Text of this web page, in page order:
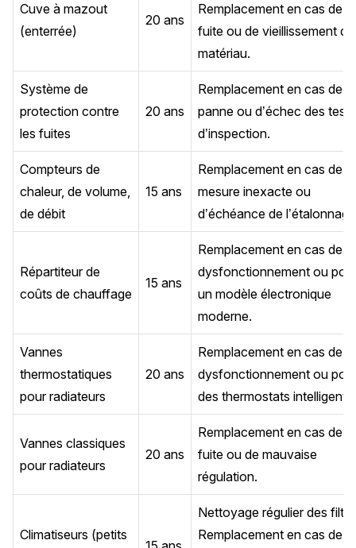
Cuve à mazout
(enterrée)
20 ans
Remplacement en cas de
fuite ou de vieillissement du
matériau.
Système de
protection contre
les fuites
20 ans
Remplacement en cas de
panne ou d’échec des tests
d’inspection.
Compteurs de
chaleur, de volume,
de débit
15 ans
Remplacement en cas de
mesure inexacte ou
d’échéance de
Répartiteur de
coûts de chauffage
15 ans
Remplacement en cas de
dysfonctionnement ou
un modèle électronique
moderne.
Vannes
thermostatiques
pour radiateurs
20 ans
Remplacement en cas de
dysfonctionnement ou
des thermostats intelligents.
Vannes classiques
pour radiateurs
20 ans
Remplacement en cas de
fuite ou de mauvaise
régulation.
Climatiseurs (petits
Nettoyage régulier des
Remplacement en cas de